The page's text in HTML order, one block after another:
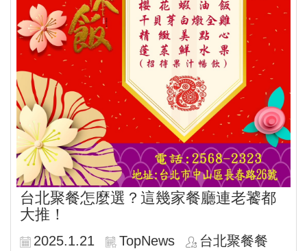
台北聚餐怎麼選？這幾家餐廳連老饕都
大推！
2025.1.21 TopNews
台北聚餐餐